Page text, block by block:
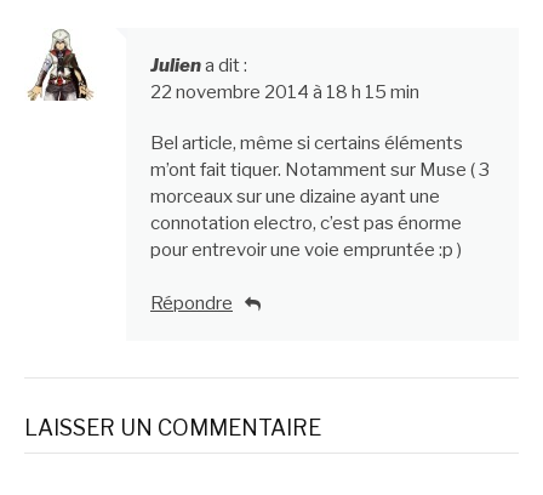
Juliena dit :
22 novembre 2014 à 18 h 15 min
Bel article, même si certains éléments
m’ont fait tiquer. Notamment sur Muse ( 3
morceaux sur une dizaine ayant une
connotation electro, c’est pas énorme
pour entrevoir une voie empruntée :p )
Répondre
LAISSER UN COMMENTAIRE